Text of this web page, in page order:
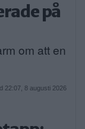
på
om att en
22:07, 8 augusti 2026